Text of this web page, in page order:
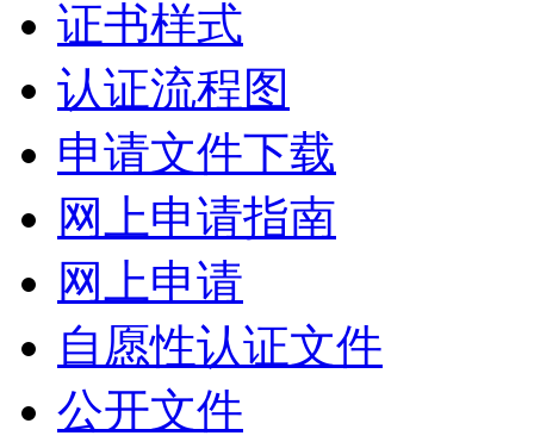
证书样式
认证流程图
申请文件下载
网上申请指南
网上申请
自愿性认证文件
公开文件